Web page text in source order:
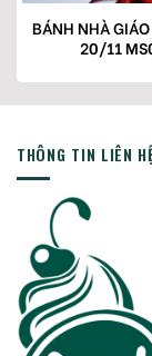
BÁNH NHÀ
20/11
THÔNG TIN LIÊN